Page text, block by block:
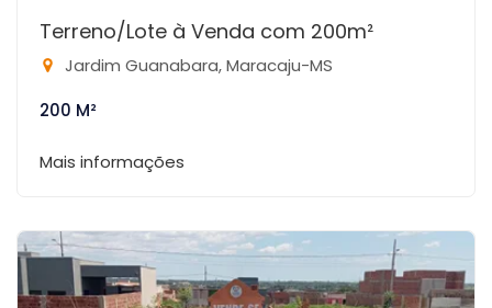
Terreno/Lote à Venda com 200m²
Jardim Guanabara, Maracaju-MS
200 M²
Mais informações